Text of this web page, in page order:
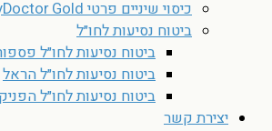
כיסוי שיניים פרטי MyDoctor Gold
ביטוח נסיעות לחו״ל
ביטוח נסיעות לחו״ל
ביטוח נסיעות לחו״ל הראל
ביטוח נסיעות לחו״ל
יצירת קשר